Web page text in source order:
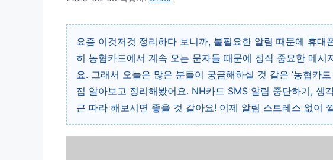
요즘 이것저것 정리하다 보니까, 불필요한 알림 때문에 휴대
히 농협카드에서 계속 오는 문자들 때문에 정작 중요한 메시
요. 그래서 오늘은 많은 분들이 궁금해하실 것 같은 ‘농협카
접 알아보고 정리해봤어요. NH카드 SMS 알림 중단하기, 생
근 따라 해보시면 좋을 것 같아요! 이제 알림 스트레스 없이